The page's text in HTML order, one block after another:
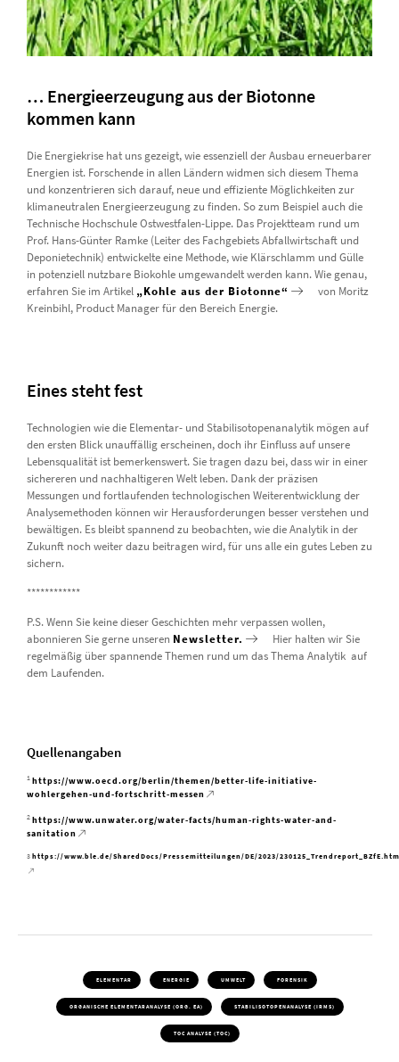
… Energieerzeugung aus der Biotonne
kommen kann
Die Energiekrise hat uns gezeigt, wie essenziell der Ausbau erneuerbarer
Energien ist. Forschende in allen Ländern widmen sich diesem Thema
und konzentrieren sich darauf, neue und effiziente Möglichkeiten zur
klimaneutralen Energieerzeugung zu finden. So zum Beispiel auch die
Technische Hochschule Ostwestfalen-Lippe. Das Projektteam rund um
Prof. Hans-Günter Ramke (Leiter des Fachgebiets Abfallwirtschaft und
Deponietechnik) entwickelte eine Methode, wie Klärschlamm und Gülle
in potenziell nutzbare Biokohle umgewandelt werden kann. Wie genau,
erfahren Sie im Artikel „Kohle aus der Biotonne“
von Moritz
Kreinbihl, Product Manager für den Bereich Energie.
Eines steht fest
Technologien wie die Elementar- und Stabilisotopenanalytik mögen auf
den ersten Blick unauffällig erscheinen, doch ihr Einfluss auf unsere
Lebensqualität ist bemerkenswert. Sie tragen dazu bei, dass wir in einer
sichereren und nachhaltigeren Welt leben. Dank der präzisen
Messungen und fortlaufenden technologischen Weiterentwicklung der
Analysemethoden können wir Herausforderungen besser verstehen und
bewältigen. Es bleibt spannend zu beobachten, wie die Analytik in der
Zukunft noch weiter dazu beitragen wird, für uns alle ein gutes Leben zu
sichern.
************
P.S. Wenn Sie keine dieser Geschichten mehr verpassen wollen,
abonnieren Sie gerne unseren Newsletter.
Hier halten wir Sie
regelmäßig über spannende Themen rund um das Thema Analytik auf
dem Laufenden.
Quellenangaben
1 https://www.oecd.org/berlin/themen/better-life-initiative-
wohlergehen-und-fortschritt-messen
2 https://www.unwater.org/water-facts/human-rights-water-and-
sanitation
3 https://www.ble.de/SharedDocs/Pressemitteilungen/DE/2023/
ELEMENTAR ENERGIE UMWELT FORENSIK
ORGANISCHE ELEMENTARANALYSE (ORG. EA) STABILISOTOPENANALYSE (IRMS)
TOC ANALYSE (TOC)